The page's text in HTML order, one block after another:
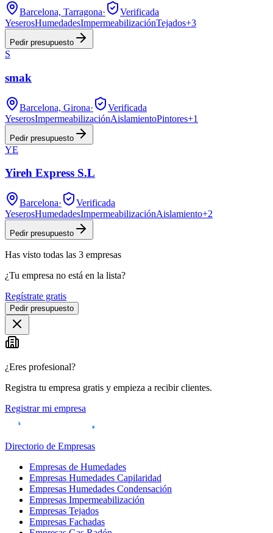
Barcelona, Tarragona·
Verificada
YeserosHumedadesImpermeabilizaciónTejados+3
Pedir presupuesto
S
smak
Barcelona, Girona·
Verificada
YeserosImpermeabilizaciónAislamientoPintores+1
Pedir presupuesto
YE
Yireh Express S.L
Barcelona·
Verificada
YeserosHumedadesImpermeabilizaciónAislamiento+2
Pedir presupuesto
Has visto todas las 3 empresas
¿Tu empresa no está en la lista?
Regístrate gratis
Pedir presupuesto
¿Eres profesional?
Registra tu empresa gratis y empieza a recibir clientes.
Registrar mi empresa
Directorio de Empresas
Empresas de Humedades
Empresas Humedades Capilaridad
Empresas Humedades Condensación
Empresas Impermeabilización
Empresas Tejados
Empresas Fachadas